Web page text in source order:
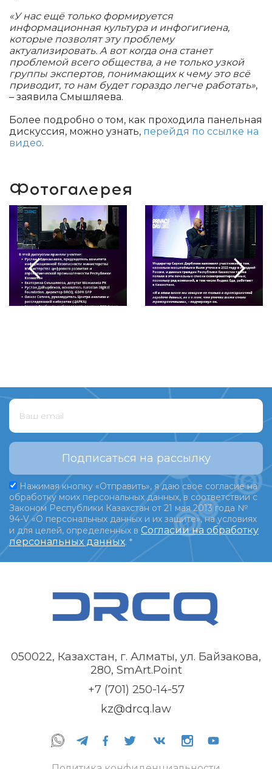
«У нас ещё только формируется
информационная культура и инфогигиена,
которые позволят эту проблему
актуализировать. А вот когда она станет
проблемой всего общества, а не только узкой
группы экспертов, понимающих к чему это всё
приводит, то нам будет гораздо легче работать»,
– заявила Смышляева.
Более подробно о том, как проходила панельная
дискуссия, можно узнать, перейдя по ссылке на
видео.
Фотогалерея
Подписаться на рассылку
Нажимая кнопку «Отправить», я даю свое согласие на
обработку моих персональных данных, в соответствии с
Законом Республики Казахстан от 21 мая 2013 года №
94-V «О персональных данных и их защите», на условиях
и для целей, определенных в Согласии на обработку
персональных данных. *
050022, Казахстан, г. Алматы, ул. Байзакова,
280, SmArt.Point
+7 (701) 250-14-57
kz@drcq.law